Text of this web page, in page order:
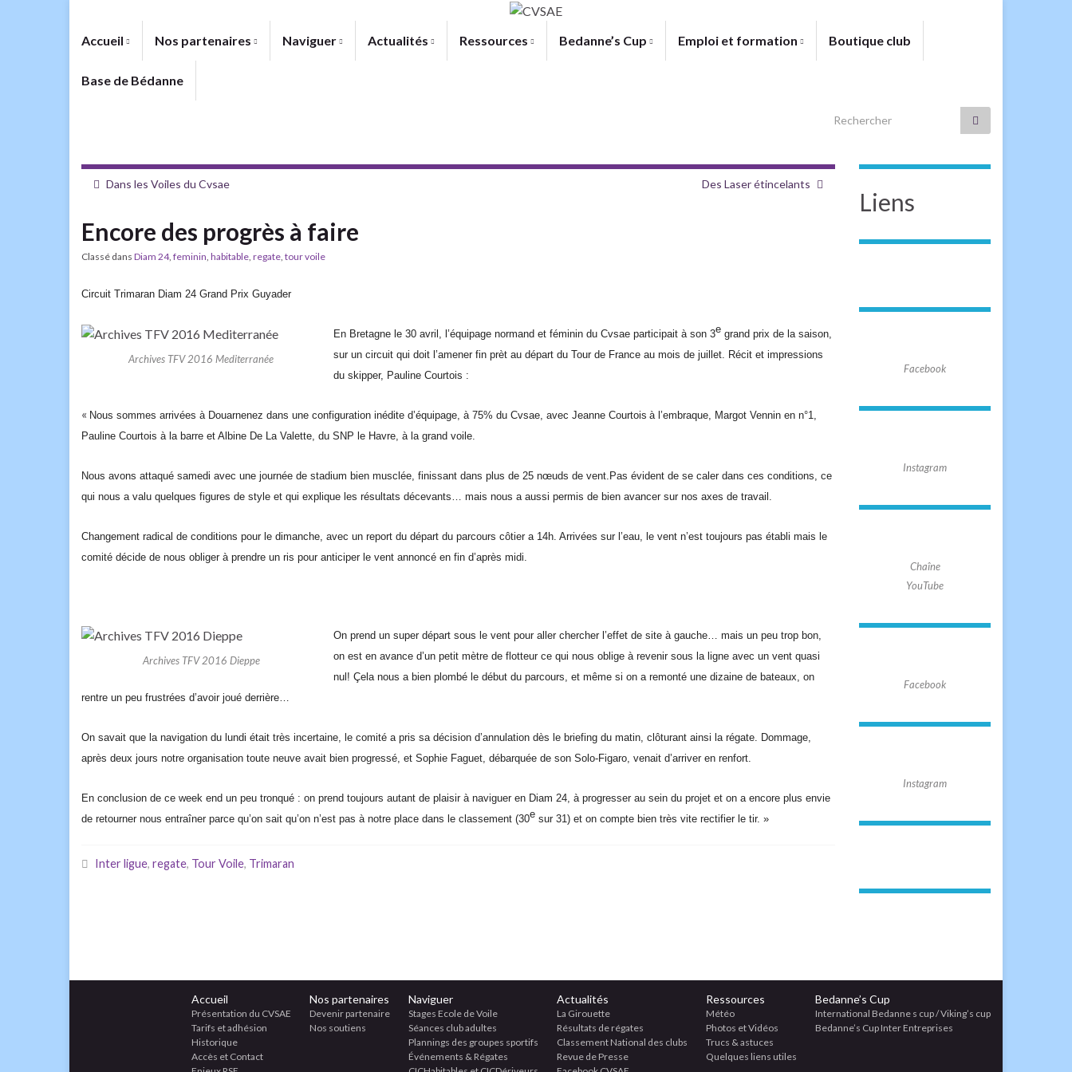
Accueil Nos partenaires Naviguer Actualités Ressources Bedanne’s Cup Emploi et formation Boutique club
Base de Bédanne
Search for:
Dans les Voiles du Cvsae Des Laser étincelants
Encore des progrès à faire
Classé dans Diam 24, feminin habitable regate tour voile
Circuit Trimaran Diam 24 Grand Prix Guyader
Archives TFV 2016 Mediterranée
En Bretagne le 30 avril, l’équipage normand et féminin du Cvsae participait à son 3e grand prix de la saison,
sur un circuit qui doit l’amener fin prèt au départ du Tour de France au mois de juillet. Récit et impressions
du skipper, Pauline Courtois :
« Nous sommes arrivées à Douarnenez dans une configuration inédite d’équipage, à 75% du Cvsae , avec Jeanne Courtois à l’embraque, Margot Vennin en n°1
Pauline Courtois à a barre et Albine De La Valette, du SNP le Havre, à la grand voile
Nous avons attaqué samedi avec une journée de stadium bien musclée, finissant dans plus de 25 nœuds de vent. Pas évident de se caler dans ces conditions, ce
qui nous a valu quelques figures de style et qui explique les résultats décevants… mais nous a aussi permis de bien avancer sur nos axes de travail.
Changement radical de conditions pour le dimanche, avec un report du départ du parcours côtier a 14h . Arrivées sur l’eau, le vent n’est toujours pas établi mais le
comité décide de nous obliger à prendre un ris pour anticiper le vent annoncé en fin d’après midi.
Archives TFV 2016 Dieppe
On prend un super départ sous le vent pour aller chercher l’effet de site à gauche… mais un peu trop bon,
on est en avance d’un petit mètre de flotteur ce qui nous oblige à revenir sous la ligne avec un vent quasi
nul! Çel a nous a bien plombé le début du parcours , et même si on a remonté une dizaine de bateaux, on
rentre un peu frustrées d’avoir joué derrière…
On savait que a navigation du undi était très incertaine, le comité a pris sa décision d’annulation dès le briefing du matin, clôturant ainsi a régate. Dommage,
après deux jours notre organisation toute neuve avait bien progressé, et Sophie Faguet, débarquée de son Solo-Figaro, venait d’arriver en renfort.
En conclusion de ce week end un peu tronqué : on prend toujours autant de plaisir à naviguer en Diam 24, à progresser au sein du projet et on a encore plus envie
de retourner nous entraîner parce qu’on sait qu’on n’est pas à notre place dans le classement (30e sur 31) et on compte bien très vite rectifier le tir. »
Inter ligue, regate, Tour Voile, Trimaran
Liens
Facebook
Instagram
Chaîne
YouTube
Facebook
Instagram
Accueil
Présentation du CVSAE
Tarifs et adhésion
Historique
Accès et Contact
Nos partenaires
Devenir partenaire
Nos soutiens
Naviguer
Stages Ecole de Voile
Séances club adultes
Plannings des groupes sportifs
Événements & Régates
Actualités
La Girouette
Résultats de régates
Classement National des clubs
Revue de Presse
Ressources
Météo
Photos et Vidéos
Trucs & astuces
Quelques liens utiles
Bedanne’s Cup
International Bedanne s cup / Viking’s cup
Bedanne’s Cup Inter Entreprises